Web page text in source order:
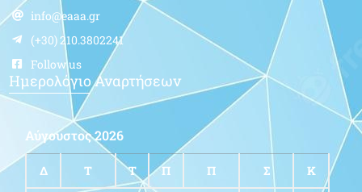
info@eaaa.gr
(+30) 210.3802241
Follow us
Ημερολόγιο Αναρτήσεων
Αύγουστος 2026
Δ Τ Τ Π Π Σ Κ